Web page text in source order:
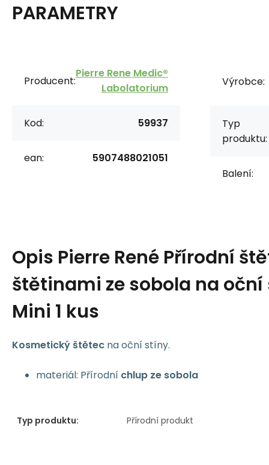
PARAMETRY
Producent:
Pierre Rene Medic®
Labolatorium
Kod: 59937
ean: 5907488021051
Výrobce:
Typ
produktu:
Balení:
Opis Pierre René Přírodní
štětinami ze sobola na
Mini 1 kus
Kosmetický štětec na oční stíny.
materiál: Přírodní chlup ze sobola
Typ produktu: Přírodní produkt